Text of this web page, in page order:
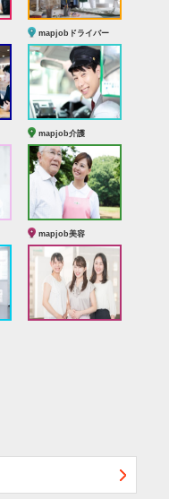
mapjobドライバー
mapjob介護
mapjob美容